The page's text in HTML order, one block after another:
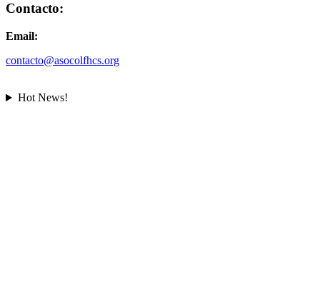
Contacto:
Email:
contacto@asocolfhcs.org
Hot News!